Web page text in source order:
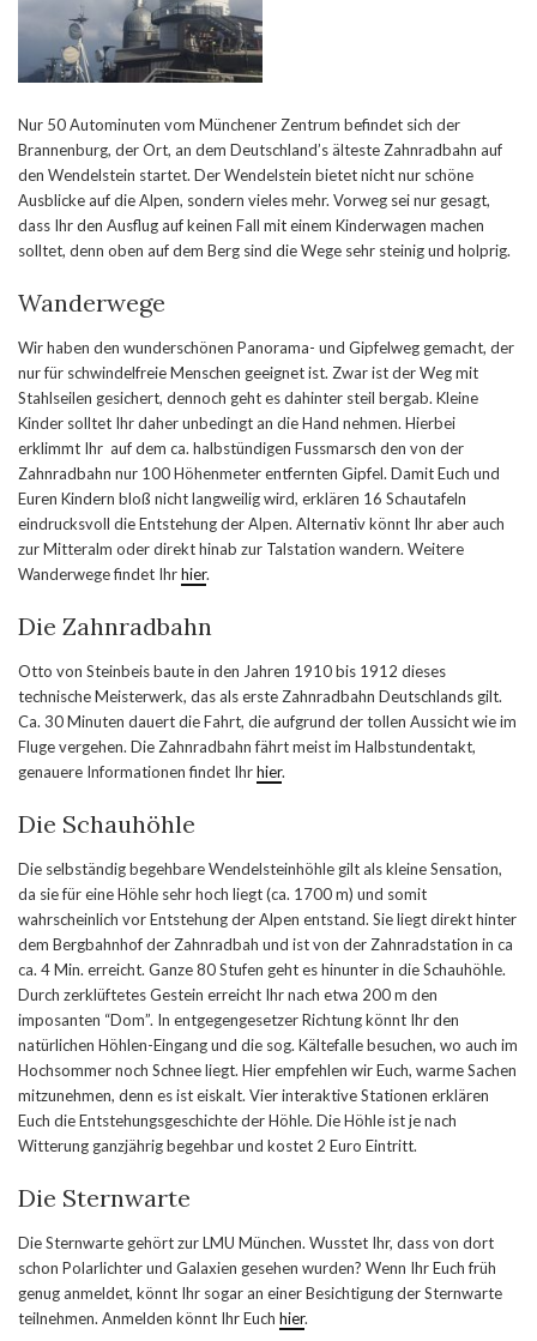
Nur 50 Autominuten vom Münchener Zentrum befindet sich der
Brannenburg, der Ort, an dem Deutschland’s älteste Zahnradbahn auf
den Wendelstein startet. Der Wendelstein bietet nicht nur schöne
Ausblicke auf die Alpen, sondern vieles mehr. Vorweg sei nur gesagt,
dass Ihr den Ausflug auf keinen Fall mit einem Kinderwagen machen
solltet, denn oben auf dem Berg sind die Wege sehr steinig und holprig.
Wanderwege
Wir haben den wunderschönen Panorama- und Gipfelweg gemacht, der
nur für schwindelfreie Menschen geeignet ist. Zwar ist der Weg mit
Stahlseilen gesichert, dennoch geht es dahinter steil bergab. Kleine
Kinder solltet Ihr daher unbedingt an die Hand nehmen. Hierbei
erklimmt Ihr auf dem ca. halbstündigen Fussmarsch den von der
Zahnradbahn nur 100 Höhenmeter entfernten Gipfel. Damit Euch und
Euren Kindern bloß nicht langweilig wird, erklären 16 Schautafeln
eindrucksvoll die Entstehung der Alpen. Alternativ könnt Ihr aber auch
zur Mitteralm oder direkt hinab zur Talstation wandern. Weitere
Wanderwege findet Ihrhier.
Die Zahnradbahn
Otto von Steinbeis baute in den Jahren 1910 bis 1912 dieses
technische Meisterwerk, das als erste Zahnradbahn Deutschlands gilt.
Ca. 30 Minuten dauert die Fahrt, die aufgrund der tollen Aussicht wie im
Fluge vergehen. Die Zahnradbahn fährt meist im Halbstundentakt,
genauere Informationen findet Ihrhier.
Die Schauhöhle
Die selbständig begehbare Wendelsteinhöhle gilt als kleine Sensation,
da sie für eine Höhle sehr hoch liegt (ca. 1700 m) und somit
wahrscheinlich vor Entstehung der Alpen entstand. Sie liegt direkt hinter
dem Bergbahnhof der Zahnradbah und ist von der Zahnradstation in ca
ca. 4 Min. erreicht. Ganze 80 Stufen geht es hinunter in die Schauhöhle.
Durch zerklüftetes Gestein erreicht Ihr nach etwa 200 m den
imposanten “Dom”. In entgegengesetzer Richtung könnt Ihr den
natürlichen Höhlen-Eingang und die sog. Kältefalle besuchen, wo auch im
Hochsommer noch Schnee liegt. Hier empfehlen wir Euch, warme Sachen
mitzunehmen, denn es ist eiskalt. Vier interaktive Stationen erklären
Euch die Entstehungsgeschichte der Höhle. Die Höhle ist je nach
Witterung ganzjährig begehbar und kostet 2 Euro Eintritt.
Die Sternwarte
Die Sternwarte gehört zur LMU München. Wusstet Ihr, dass von dort
schon Polarlichter und Galaxien gesehen wurden? Wenn Ihr Euch früh
genug anmeldet, könnt Ihr sogar an einer Besichtigung der Sternwarte
teilnehmen. Anmelden könnt Ihr Euch hier.